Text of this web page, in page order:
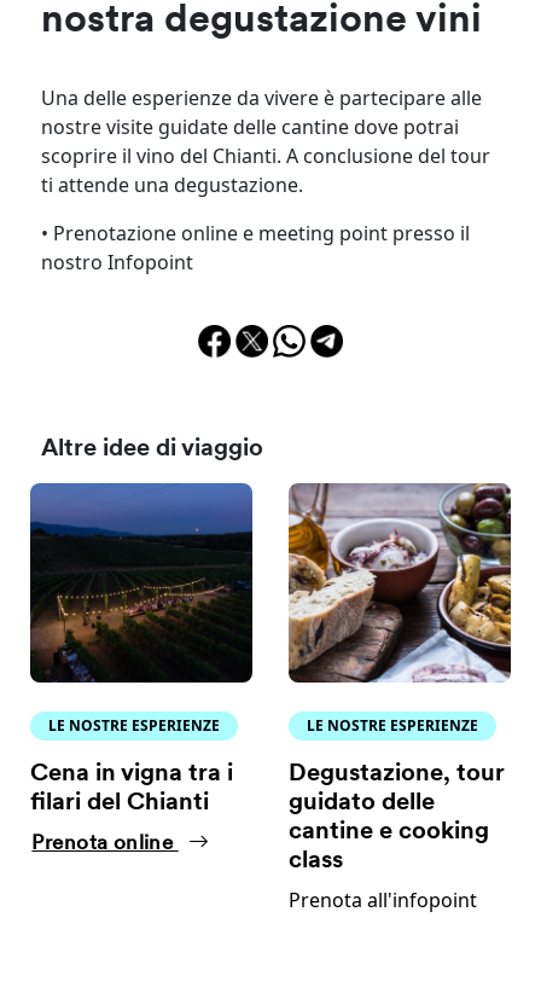
nostra degustazione vini
Una delle esperienze da vivere è partecipare alle
nostre visite guidate delle cantine dove potrai
scoprire il vino del Chianti. A conclusione del tour
ti attende una degustazione.
• Prenotazione online e meeting point presso il
nostro Infopoint
Altre idee di viaggio
LE NOSTRE ESPERIENZE
Cena in vigna tra i
filari del Chianti
Prenota online
LE NOSTRE ESPERIENZE
Degustazione, tour
guidato delle
cantine e cooking
class
Prenota all'infopoint